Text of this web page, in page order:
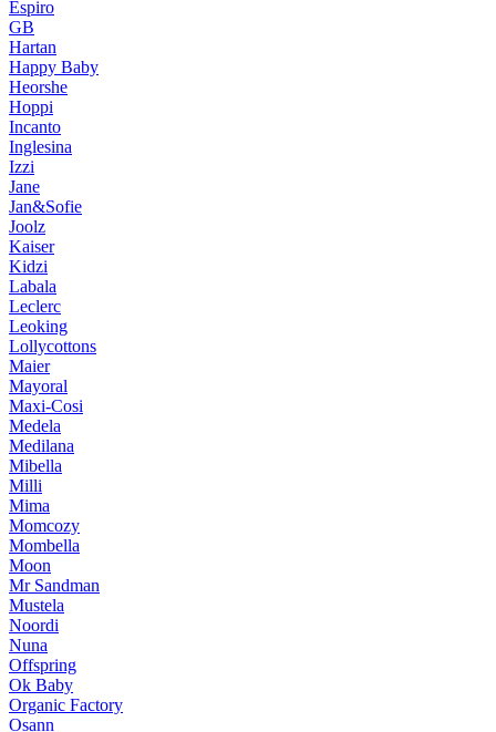
Espiro
GB
Hartan
Happy Baby
Heorshe
Hoppi
Incanto
Inglesina
Izzi
Jane
Jan&Sofie
Joolz
Kaiser
Kidzi
Labala
Leclerc
Leoking
Lollycottons
Maier
Mayoral
Maxi-Cosi
Medela
Medilana
Mibella
Milli
Mima
Momcozy
Mombella
Moon
Mr Sandman
Mustela
Noordi
Nuna
Offspring
Ok Baby
Organic Factory
Osann